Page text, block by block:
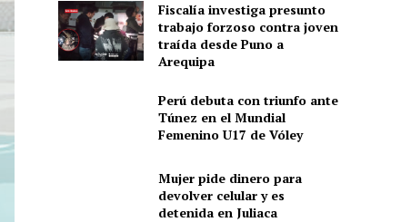
Fiscalía investiga presunto
trabajo forzoso contra joven
traída desde Puno a
Arequipa
Perú debuta con triunfo ante
Túnez en el Mundial
Femenino U17 de Vóley
Mujer pide dinero para
devolver celular y es
detenida en Juliaca